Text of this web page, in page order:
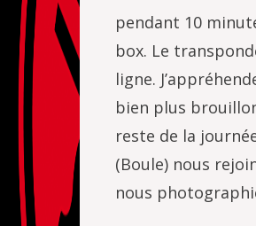
pendant 10
box. Le
ligne.
bien plus
reste de la
(Boule) nous
nous